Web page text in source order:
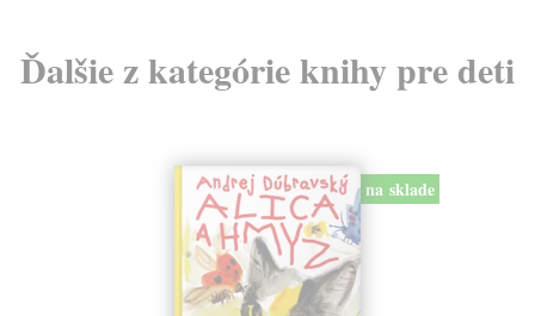
Ďalšie z kategórie knihy pre deti
na sklade